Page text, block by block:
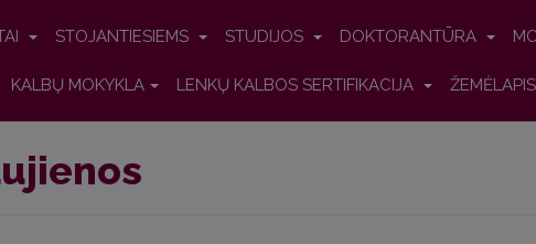
STOJANTIESIEMS STUDIJOS DOKTORANTŪRA
KALBŲ MOKYKLA LENKŲ KALBOS SERTIFIKACIJA ŽEMĖLAPIS